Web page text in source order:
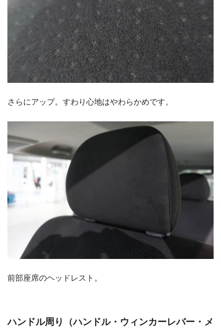
さらにアップ。すわり心地はやわらかめです。
前部座席のヘッドレスト。
ハンドル周り（ハンドル・ウィンカーレバー・メ